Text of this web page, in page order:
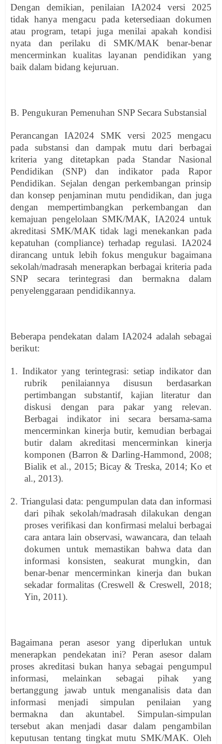
Dengan demikian, penilaian IA2024 versi 2025
tidak hanya mengacu pada ketersediaan dokumen
atau program, tetapi juga menilai apakah kondisi
nyata dan perilaku di SMK/MAK benar-benar
mencerminkan kualitas layanan pendidikan yang
baik dalam bidang kejuruan.
B. Pengukuran Pemenuhan SNP Secara Substansial
Perancangan IA2024 SMK versi 2025 mengacu
pada substansi dan dampak mutu dari berbagai
kriteria yang ditetapkan pada Standar Nasional
Pendidikan (SNP) dan indikator pada Rapor
Pendidikan. Sejalan dengan perkembangan prinsip
dan konsep penjaminan mutu pendidikan, dan juga
dengan mempertimbangkan perkembangan dan
kemajuan pengelolaan SMK/MAK, IA2024 untuk
akreditasi SMK/MAK tidak lagi menekankan pada
kepatuhan (compliance) terhadap regulasi. IA2024
dirancang untuk lebih fokus mengukur bagaimana
sekolah/madrasah menerapkan berbagai kriteria pada
SNP secara terintegrasi dan bermakna dalam
penyelenggaraan pendidikannya.
Beberapa pendekatan dalam IA2024 adalah sebagai
berikut:
1. Indikator yang terintegrasi: setiap indikator dan
rubrik penilaiannya disusun berdasarkan
pertimbangan substantif, kajian literatur dan
diskusi dengan para pakar yang relevan.
Berbagai indikator ini secara bersama-sama
mencerminkan kinerja butir, kemudian berbagai
butir dalam akreditasi mencerminkan kinerja
komponen (Barron & Darling-Hammond, 2008;
Bialik et al., 2015; Bicay & Treska, 2014; Ko et
al., 2013).
2. Triangulasi data: pengumpulan data dan informasi
dari pihak sekolah/madrasah dilakukan dengan
proses verifikasi dan konfirmasi melalui berbagai
cara antara lain observasi, wawancara, dan telaah
dokumen untuk memastikan bahwa data dan
informasi konsisten, seakurat mungkin, dan
benar-benar mencerminkan kinerja dan bukan
sekadar formalitas (Creswell & Creswell, 2018;
Yin, 2011).
Bagaimana peran asesor yang diperlukan untuk
menerapkan pendekatan ini? Peran asesor dalam
proses akreditasi bukan hanya sebagai pengumpul
informasi, melainkan sebagai pihak yang
bertanggung jawab untuk menganalisis data dan
informasi menjadi simpulan penilaian yang
bermakna dan akuntabel. Simpulan-simpulan
tersebut akan menjadi dasar dalam pengambilan
keputusan tentang tingkat mutu SMK/MAK. Oleh